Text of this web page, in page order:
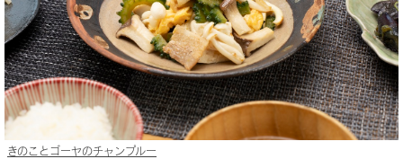
きのことゴーヤのチャンプルー